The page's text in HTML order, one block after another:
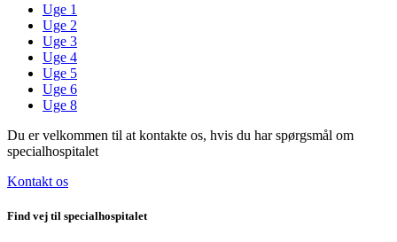
Uge 1
Uge 2
Uge 3
Uge 4
Uge 5
Uge 6
Uge 8
Du er velkommen til at kontakte os, hvis du har spørgsmål om
specialhospitalet
Kontakt os
Find vej til specialhospitalet